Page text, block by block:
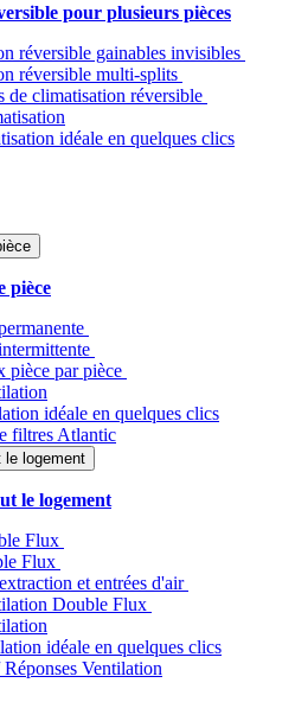
pour plusieurs pièces
réversible gainables invisibles
réversible multi-splits
de climatisation réversible
idéale en quelques clics
pièce
pièce par pièce
idéale en quelques clics
filtres Atlantic
le logement
le logement
Flux
Flux
et entrées d'air
Double Flux
idéale en quelques clics
Ventilation